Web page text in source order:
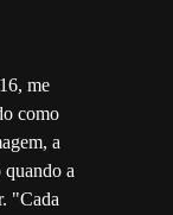
me
como
a
a
"Cada